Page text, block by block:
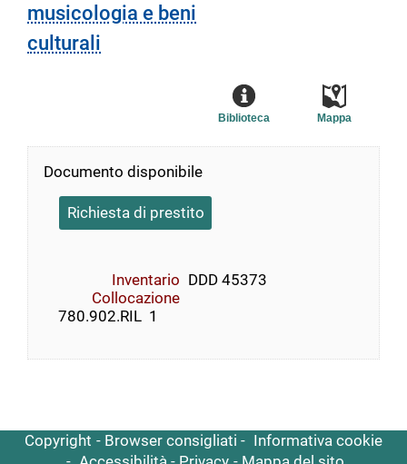
musicologia e beni
culturali
Mappa
Biblioteca
Documento disponibile
Richiesta di prestito
Inventario DDD 45373
Collocazione
    780.902.RIL  1
Copyright Browser consigliati
Informativa cookie